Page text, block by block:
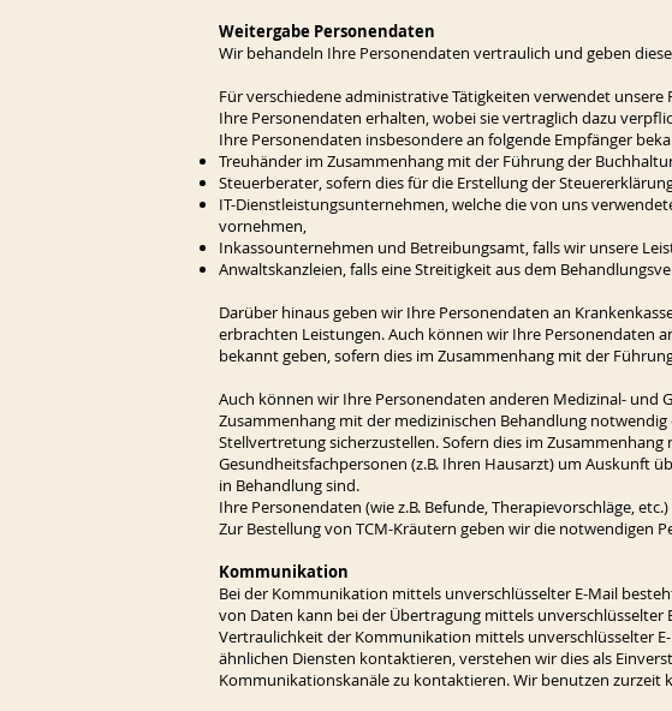
Weitergabe Personendaten
Wir behandeln Ihre Personendaten vertraulich und geben
Für verschiedene administrative Tätigkeiten verwendet
Ihre Personendaten erhalten, wobei sie vertraglich dazu
Ihre Personendaten insbesondere an folgende Empfänger
Treuhänder im Zusammenhang mit der Führung der
Steuerberater, sofern dies für die Erstellung der
IT-Dienstleistungsunternehmen, welche die von uns
vornehmen,
Inkassounternehmen und Betreibungsamt, falls wir unsere
Anwaltskanzleien, falls eine Streitigkeit aus dem
Darüber hinaus geben wir Ihre Personendaten an
erbrachten Leistungen. Auch können wir Ihre Personendaten
bekannt geben, sofern dies im Zusammenhang mit der
Auch können wir Ihre Personendaten anderen Medizinal- und
Zusammenhang mit der medizinischen Behandlung
Stellvertretung sicherzustellen. Sofern dies im
Gesundheitsfachpersonen (z.B. Ihren Hausarzt) um Auskunft
in Behandlung sind.
Ihre Personendaten (wie z.B. Befunde, Therapievorschläge,
Zur Bestellung von TCM-Kräutern geben wir die notwendigen
Kommunikation
Bei der Kommunikation mittels unverschlüsselter E-Mail
von Daten kann bei der Übertragung mittels unverschlüsselter
Vertraulichkeit der Kommunikation mittels unverschlüsselter
ähnlichen Diensten kontaktieren, verstehen wir dies als
Kommunikationskanäle zu kontaktieren. Wir benutzen zurzeit